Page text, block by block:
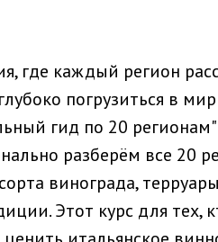
где каждый регион
погрузиться в
гид по 20
разберём все 20
винограда,
Этот курс для тех,